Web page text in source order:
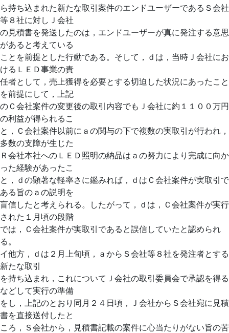
ら持ち込まれた新たな取引案件のエンドユーザーであるＳ会社
等８社に対しＪ会社
の見積書を発送したのは，エンドユーザーが真に発注する意思
があると考えている
ことを前提とした行動である。そして，ｄは，当時Ｊ会社にお
けるＬＥＤ事業の責
任者として，売上獲得を必要とする切迫した状況にあったこと
を前提にして，上記
のＣ会社案件の変更後の取引内容でもＪ会社に約１１００万円
の利益が得られるこ
と，Ｃ会社案件以前にａの関与の下で複数の実取引が行われ，
多数の支障が生じた
Ｒ会社本社へのＬＥＤ照明の納品はａの努力により完成に向か
った経験があったこ
と，ｄの顕著な軽率さに鑑みれば，ｄはＣ会社案件が実取引で
ある旨のａの説明を
盲信したと考えられる。したがって，ｄは，Ｃ会社案件が実行
された１月頃の段階
では，Ｃ会社案件が実取引であると誤信していたと認められ
る。
イ他方，ｄは２月上旬頃，ａからＳ会社等８社を発注者とする
新たな取引
を持ち込まれ，これについてＪ会社の取引委員会で承認を得る
などして実行の準備
をし，上記のとおり同月２４日頃，Ｊ会社からＳ会社宛に見積
書を直接送付したと
ころ，Ｓ会社から，見積書記載の案件に心当たりがない旨の苦